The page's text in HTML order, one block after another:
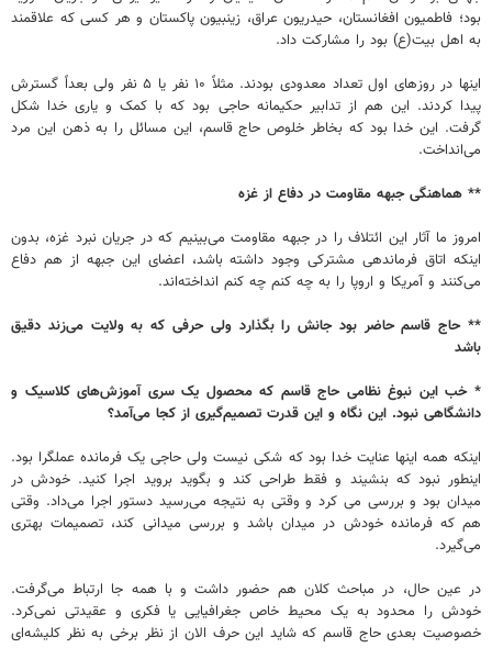
بود؛ فاطمیون افغانستان، حیدریون عراق، زینبیون پاکستان و هر کسی که علاقمند
به اهل بیت(ع) بود را مشارکت داد.
اینها در روزهای اول تعداد معدودی بودند. مثلاً ۱۰ نفر یا ۵ نفر ولی بعداً ‌گسترش
پیدا کردند. این هم از تدابیر حکیمانه حاجی بود که با کمک و یاری خدا شکل
گرفت. این خدا بود که بخاطر خلوص حاج قاسم، این مسائل را به ذهن این مرد
می‌انداخت.
** هماهنگی جبهه مقاومت در دفاع از غزه
امروز ما آثار این ائتلاف را در جبهه مقاومت می‌بینیم که در جریان نبرد غزه، بدون
اینکه اتاق فرماندهی مشترکی وجود داشته باشد، اعضای این جبهه از هم دفاع
می‌کنند و آمریکا و اروپا را به چه کنم چه کنم انداخته‌اند.
** حاج قاسم حاضر بود جانش را بگذارد ولی حرفی که به ولایت می‌زند دقیق
باشد
* خب این نبوغ نظامی حاج قاسم که محصول یک سری آموزش‌های کلاسیک و
دانشگاهی نبود. این نگاه و این قدرت تصمیم‌گیری از کجا می‌آمد؟
اینکه همه اینها عنایت خدا بود که شکی نیست ولی حاجی یک فرمانده عملگرا بود.
اینطور نبود که بنشیند و فقط طراحی کند و بگوید بروید اجرا کنید. خودش در
میدان بود و بررسی می کرد و وقتی به نتیجه می‌رسید دستور اجرا می‌داد. وقتی
هم که فرمانده خودش در میدان باشد و بررسی میدانی کند، تصمیمات بهتری
می‌گیرد.
در عین حال، در مباحث کلان هم حضور داشت و با همه جا ارتباط می‌گرفت.
خودش را محدود به یک محیط خاص جغرافیایی یا فکری و عقیدتی نمی‌کرد.
خصوصیت بعدی حاج قاسم که شاید این حرف الان از نظر برخی‌ به نظر کلیشه‌ای